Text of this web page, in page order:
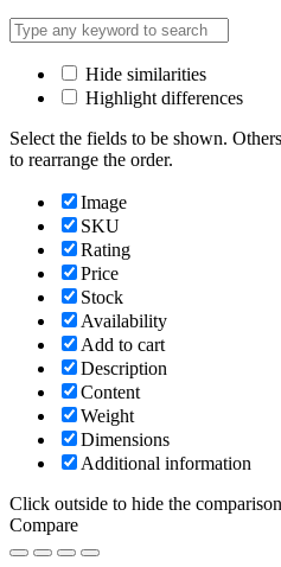
Hide similarities
Highlight differences
Select the fields to be shown.
to rearrange the order.
Image
SKU
Rating
Price
Stock
Availability
Add to cart
Description
Content
Weight
Dimensions
Additional information
Click outside to hide the
Compare